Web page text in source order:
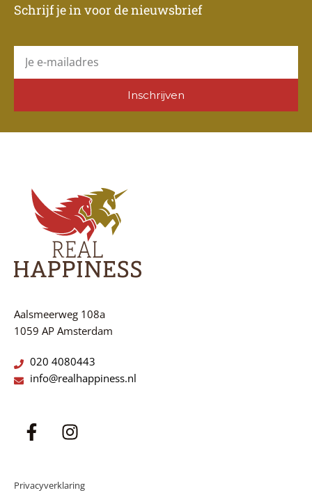
Schrijf je in voor de nieuwsbrief
mail
Inschrijven
Aalsmeerweg 108a
1059 AP Amsterdam
020 4080443
info@realhappiness.nl
Privacyverklaring